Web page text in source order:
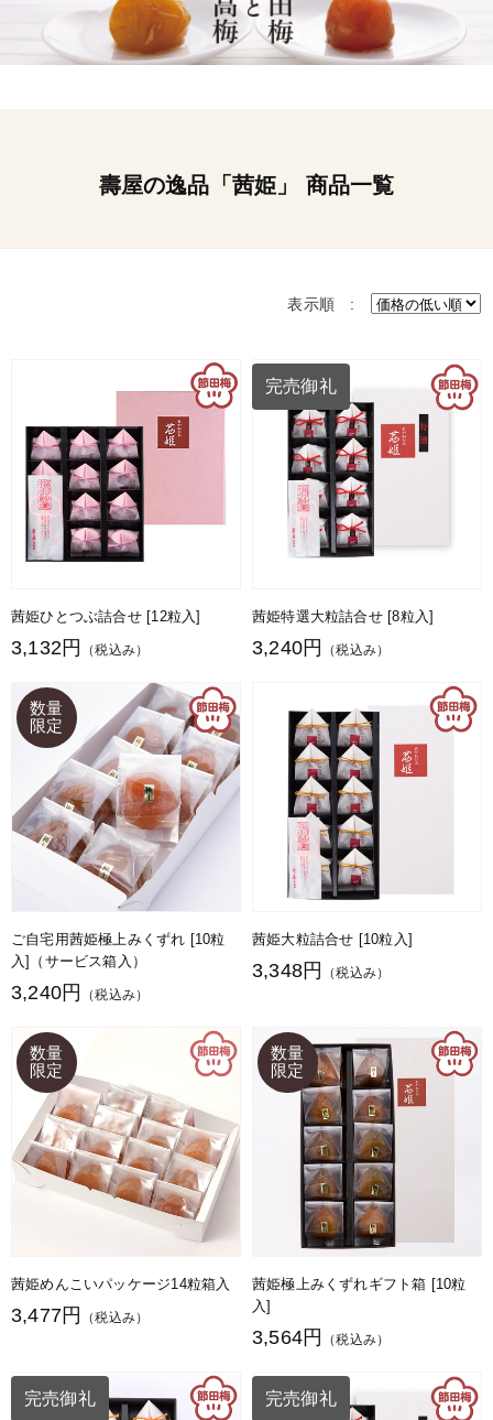
壽屋の逸品「茜姫」 商品一覧
表示順 :
茜姫ひとつぶ詰合せ [12粒入]
3,132円 （税込み）
茜姫特選大粒詰合せ [8粒入]
3,240円 （税込み）
完売御礼
ご自宅用茜姫極上みくずれ [10粒
入]（サービス箱入）
3,240円 （税込み）
茜姫大粒詰合せ [10粒入]
3,348円 （税込み）
茜姫めんこいパッケージ14粒箱入
3,477円 （税込み）
茜姫極上みくずれギフト箱 [10粒
入]
3,564円 （税込み）
完売御礼 完売御礼